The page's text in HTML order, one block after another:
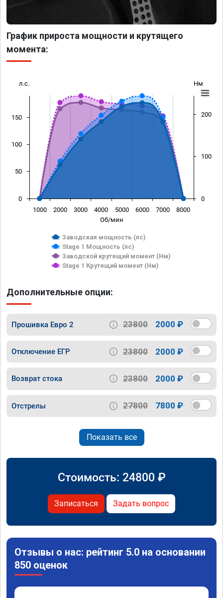
График прироста мощности и крутящего
момента:
Об/мин
л.с. Нм
Заводская мощность (лс)
Stage 1 Мощность (лс)
Заводской крутящий момент (Нм)
Stage 1 Крутящий момент (Нм)
1000 2000 3000 4000 5000 6000 7000 8000
0
50
100
150
0
100
200
Дополнительные опции:
Прошивка Евро 2 23800 2000 ₽
Отключение ЕГР 23800 2000 ₽
Возврат стока 23800 2000 ₽
Отстрелы 27800 7800 ₽
Показать все
Стоимость: 24800 ₽
Записаться Задать вопрос
Отзывы о нас: рейтинг 5.0 на основании
850 оценок